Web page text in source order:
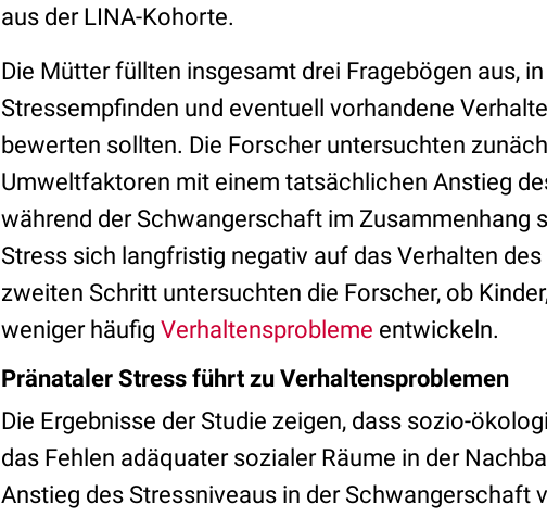
aus der LINA-Kohorte.
Die Mütter füllten insgesamt drei Fragebögen aus,
Stressempfinden und eventuell vorhandene
bewerten sollten. Die Forscher untersuchten
Umweltfaktoren mit einem tatsächlichen Anstieg
während der Schwangerschaft im Zusammenhang
Stress sich langfristig negativ auf das Verhalten
zweiten Schritt untersuchten die Forscher, ob
weniger häufig Verhaltensprobleme entwickeln.
Pränataler Stress führt zu Verhaltensproblemen
Die Ergebnisse der Studie zeigen, dass sozio-
das Fehlen adäquater sozialer Räume in der
Anstieg des Stressniveaus in der Schwangerschaft